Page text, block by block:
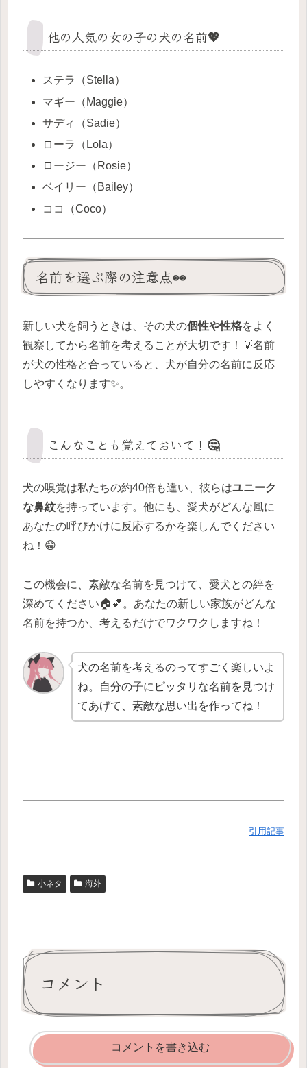
他の人気の女の子の犬の名前💖
ステラ（Stella）
マギー（Maggie）
サディ（Sadie）
ローラ（Lola）
ロージー（Rosie）
ベイリー（Bailey）
ココ（Coco）
名前を選ぶ際の注意点👀
新しい犬を飼うときは、その犬の個性や性格をよく
観察してから名前を考えることが大切です！💡名前
が犬の性格と合っていると、犬が自分の名前に反応
しやすくなります✨。
こんなことも覚えておいて！🤔
犬の嗅覚は私たちの約40倍も違い、彼らはユニーク
な鼻紋を持っています。他にも、愛犬がどんな風に
あなたの呼びかけに反応するかを楽しんでください
ね！😁
この機会に、素敵な名前を見つけて、愛犬との絆を
深めてください🏠💕。あなたの新しい家族がどんな
名前を持つか、考えるだけでワクワクしますね！
犬の名前を考えるのってすごく楽しいよ
ね。自分の子にピッタリな名前を見つけ
てあげて、素敵な思い出を作ってね！
引用記事
小ネタ 海外
コメント
コメントを書き込む